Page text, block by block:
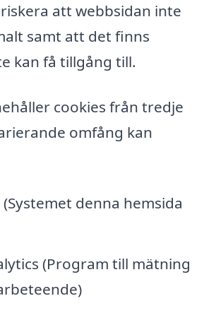
att webbsidan inte
samt att det finns
kan få tillgång till.
cookies från tredje
omfång kan
denna hemsida
(Program till mätning